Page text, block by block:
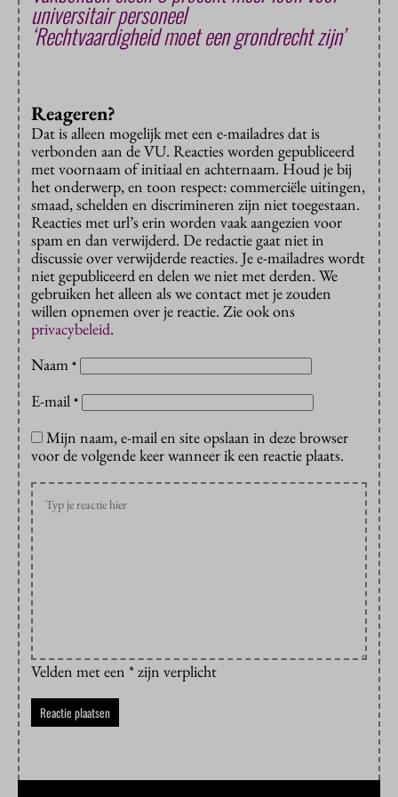
universitair personeel
‘Rechtvaardigheid moet een grondrecht zijn’
Reageren?
Dat is alleen mogelijk met een e-mailadres dat is
verbonden aan de VU. Reacties worden gepubliceerd
met voornaam of initiaal en achternaam. Houd je bij
het onderwerp, en toon respect: commerciële uitingen,
smaad, schelden en discrimineren zijn niet toegestaan.
Reacties met url’s erin worden vaak aangezien voor
spam en dan verwijderd. De redactie gaat niet in
discussie over verwijderde reacties. Je e-mailadres wordt
niet gepubliceerd en delen we niet met derden. We
gebruiken het alleen als we contact met je zouden
willen opnemen over je reactie. Zie ook ons
privacybeleid.
Naam *
E-mail *
Mijn naam, e-mail en site opslaan in deze browser
voor de volgende keer wanneer ik een reactie plaats.
Velden met een * zijn verplicht